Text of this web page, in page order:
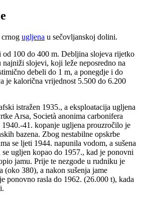
ugljena u sečovljanskoj dolini.
od 100 do 400 m. Debljina slojeva rijetko
najniži slojevi, koji leže neposredno na
debeli do 1 m, a ponegdje i do
je kalorična vrijednost 5.500 do 6.200
istražen 1935., a eksploatacija ugljena
Arsa, Società anonima carbonifera
41. kopanje ugljena prouzročilo je
bazena. Zbog nestabilne opskrbe
se ljeti 1944. napunila vodom, a sušena
ugljen kopao do 1957., kad je ponovni
jamu. Prije te nezgode u rudniku je
(oko 380), a nakon sušenja jame
ponovno rasla do 1962. (26.000 t), kada